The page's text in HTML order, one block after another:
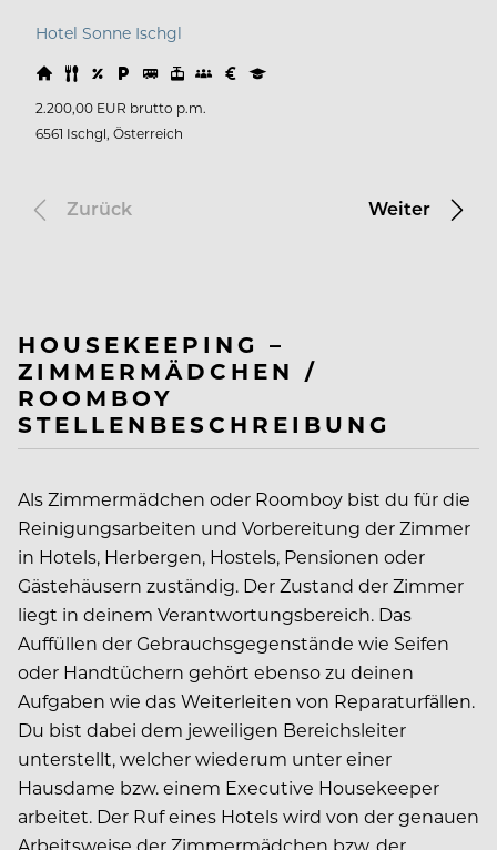
Hotel Sonne Ischgl
2.200,00 EUR brutto p.m.
6561 Ischgl, Österreich
Zurück Weiter
HOUSEKEEPING –
ZIMMERMÄDCHEN /
ROOMBOY
STELLENBESCHREIBUNG
Als Zimmermädchen oder Roomboy bist du für die
Reinigungsarbeiten und Vorbereitung der Zimmer
in Hotels, Herbergen, Hostels, Pensionen oder
Gästehäusern zuständig. Der Zustand der Zimmer
liegt in deinem Verantwortungsbereich. Das
Auffüllen der Gebrauchsgegenstände wie Seifen
oder Handtüchern gehört ebenso zu deinen
Aufgaben wie das Weiterleiten von Reparaturfällen.
Du bist dabei dem jeweiligen Bereichsleiter
unterstellt, welcher wiederum unter einer
Hausdame bzw. einem Executive Housekeeper
arbeitet. Der Ruf eines Hotels wird von der genauen
Arbeitsweise der Zimmermädchen bzw. der